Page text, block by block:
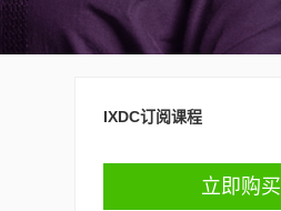
IXDC订阅课程
立即购买